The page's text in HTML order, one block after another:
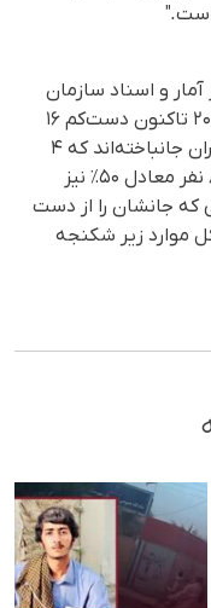
آمار و اسناد سازمان
حقوق بشری هه‌نگاو، از ابتدای سال ۲۰۲۴ تاکنون دست‌کم ۱۶
زندانی در زندان‌های جمهوری اسلامی ایران جانباخته‌اند که ۴
نفر از آنها معادل ۲۵٪ زندانیان بلوچ و ۸ نفر معادل ۵۰٪ نیز
بوده‌اند. از مجومع ۱۶ زندانی که جانشان را از دست
دست‌کم ۶ مورد معادل ۳۷.۵٪ کل موارد زیر شکنجه